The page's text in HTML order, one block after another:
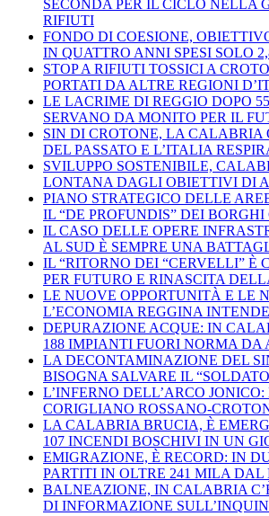
SECONDA PER IL CICLO NELLA
RIFIUTI
FONDO DI COESIONE,
IN QUATTRO ANNI SPESI SOLO
STOP A RIFIUTI TOSSICI A
PORTATI DA ALTRE REGIONI
LE LACRIME DI REGGIO DOPO
SERVANO DA MONITO PER IL
SIN DI CROTONE, LA CALABRIA
DEL PASSATO E L’ITALIA
SVILUPPO SOSTENIBILE,
LONTANA DAGLI OBIETTIVI DI
PIANO STRATEGICO DELLE
IL “DE PROFUNDIS” DEI
IL CASO DELLE OPERE
AL SUD È SEMPRE UNA
IL “RITORNO DEI “CERVELLI” È
PER FUTURO E RINASCITA
LE NUOVE OPPORTUNITÀ E LE
L’ECONOMIA REGGINA
DEPURAZIONE ACQUE: IN
188 IMPIANTI FUORI NORMA DA
LA DECONTAMINAZIONE DEL
BISOGNA SALVARE IL
L’INFERNO DELL’ARCO JONICO:
CORIGLIANO ROSSANO-
LA CALABRIA BRUCIA, È
107 INCENDI BOSCHIVI IN UN
EMIGRAZIONE, È RECORD: IN
PARTITI IN OLTRE 241 MILA DAL
BALNEAZIONE, IN CALABRIA
DI INFORMAZIONE